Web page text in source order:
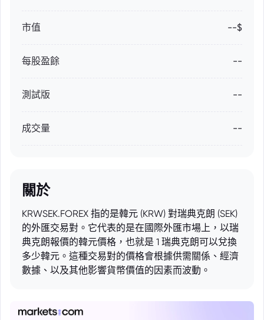
市值 --$
每股盈餘 --
測試版 --
成交量 --
關於
KRWSEK.FOREX 指的是韓元 (KRW) 對瑞典克朗 (SEK)
的外匯交易對。它代表的是在國際外匯市場上，以瑞
典克朗報價的韓元價格，也就是 1 瑞典克朗可以兌換
多少韓元。這種交易對的價格會根據供需關係、經濟
數據、以及其他影響貨幣價值的因素而波動。